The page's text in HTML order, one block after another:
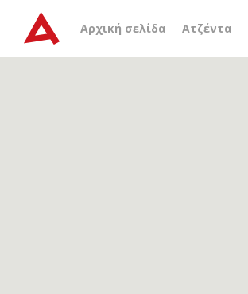
Αρχική σελίδα Ατζέντα
Αρχείο ετικέτας